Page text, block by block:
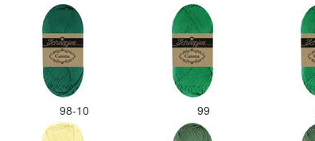
98-10 99